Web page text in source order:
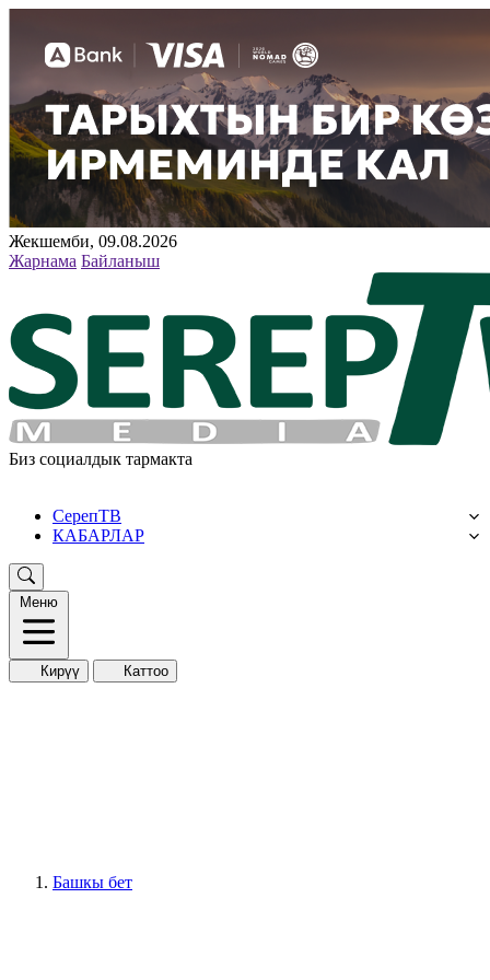
Жекшемби, 09.08.2026
Жарнама Байланыш
Биз социалдык тармакта
СерепТВ
КАБАРЛАР
Меню
Кирүү Каттоо
Башкы бет